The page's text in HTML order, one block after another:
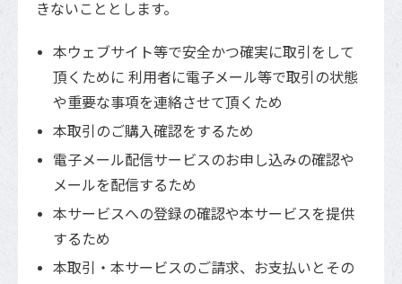
きないこととします。
本ウェブサイト等で安全かつ確実に取引をして
頂くために 利用者に電子メール等で取引の状態
や重要な事項を連絡させて頂くため
本取引のご購入確認をするため
電子メール配信サービスのお申し込みの確認や
メールを配信するため
本サービスへの登録の確認や本サービスを提供
するため
本取引・本サービスのご請求、お支払いとその